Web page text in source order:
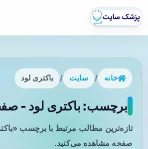
خانه / سایت / باکتری لود
برچسب: باکتری لود -
تازه‌ترین مطالب مرتبط با برچسب
صفحه مشاهده می‌کنید.